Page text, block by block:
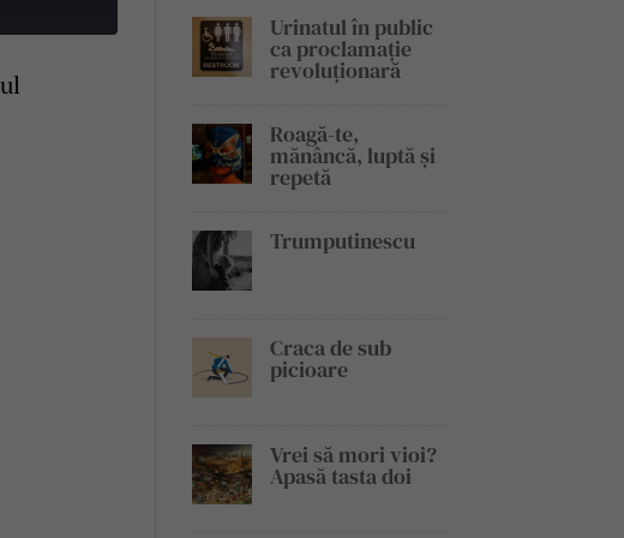
Urinatul în public
ca proclamație
revoluționară
Roagă-te,
mănâncă, luptă și
repetă
Trumputinescu
Craca de sub
picioare
Vrei să mori vioi?
Apasă tasta doi